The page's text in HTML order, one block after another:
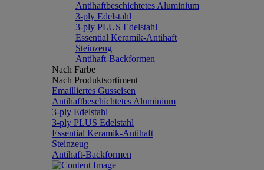
Antihaftbeschichtetes Aluminium
3-ply Edelstahl
3-ply PLUS Edelstahl
Essential Keramik-Antihaft
Steinzeug
Antihaft-Backformen
Nach Farbe
Nach Produktsortiment
Emailliertes Gusseisen
Antihaftbeschichtetes Aluminium
3-ply Edelstahl
3-ply PLUS Edelstahl
Essential Keramik-Antihaft
Steinzeug
Antihaft-Backformen